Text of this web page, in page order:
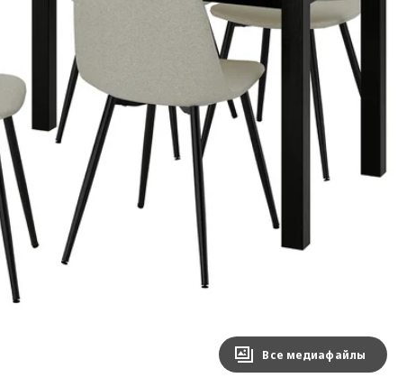
Все медиафайлы